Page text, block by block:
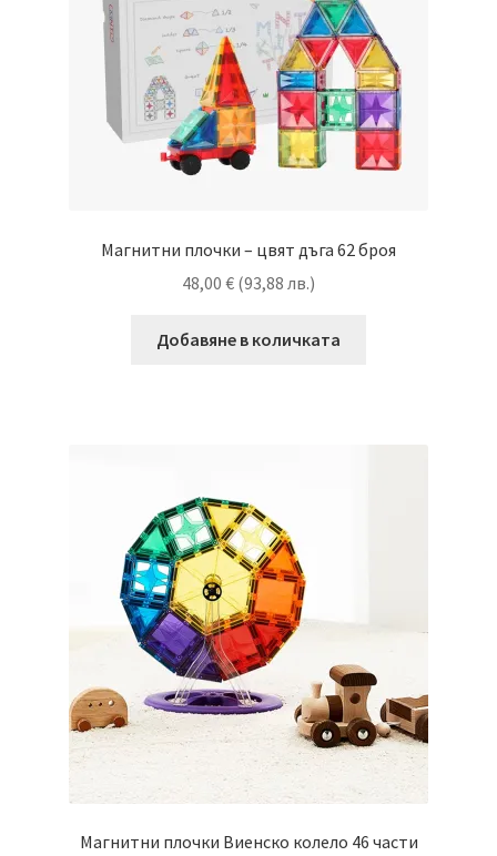
Магнитни плочки – цвят дъга 62 броя
48,00 € (93,88 лв.)
Добавяне в количката
Магнитни плочки Виенско колело 46 части